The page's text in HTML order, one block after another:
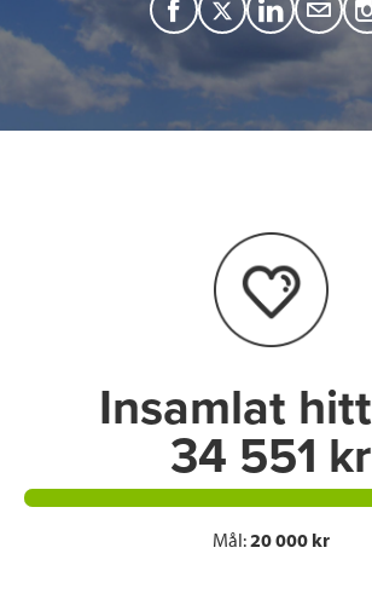
F
T
e
L
i
I
n
M
a
i
Insamlat
34 551 kr
Mål:20 000 kr